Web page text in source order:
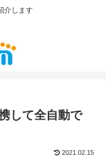
介します
して全自動で
2021.02.15